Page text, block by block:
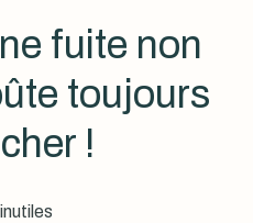
fuite non
toujours
!